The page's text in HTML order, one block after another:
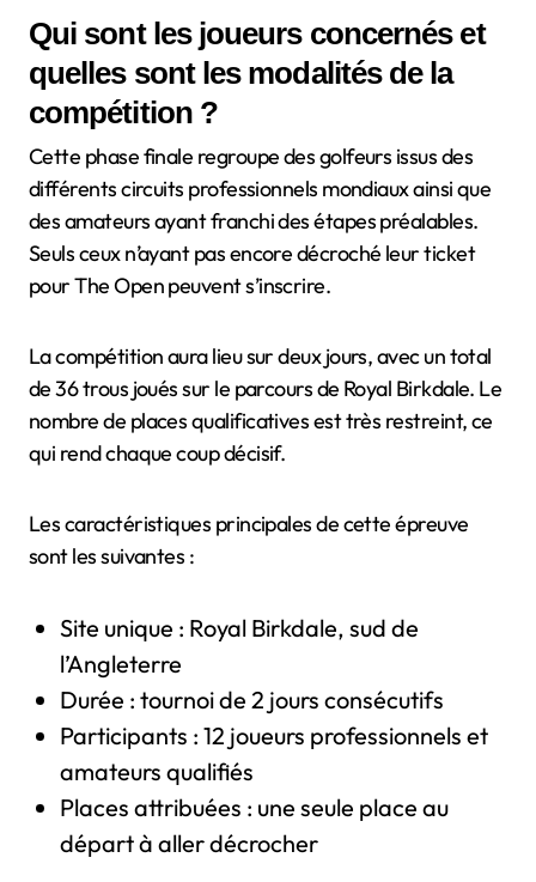
Qui sont les joueurs concernés et
quelles sont les modalités de la
compétition ?
Cette phase finale regroupe des golfeurs issus des
différents circuits professionnels mondiaux ainsi que
des amateurs ayant franchi des étapes préalables.
Seuls ceux n’ayant pas encore décroché leur ticket
pour The Open peuvent s’inscrire.
La compétition aura lieu sur deux jours, avec un total
de 36 trous joués sur le parcours de Royal Birkdale. Le
nombre de places qualificatives est très restreint, ce
qui rend chaque coup décisif.
Les caractéristiques principales de cette épreuve
sont les suivantes :
Site unique : Royal Birkdale, sud de
l’Angleterre
Durée : tournoi de 2 jours consécutifs
Participants : 12 joueurs professionnels et
amateurs qualifiés
Places attribuées : une seule place au
départ à aller décrocher